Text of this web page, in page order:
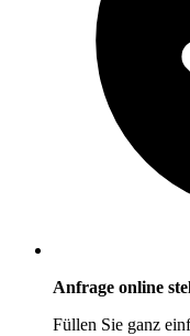
Anfrage online
Füllen Sie ganz